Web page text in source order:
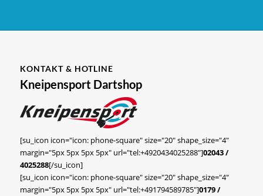
KONTAKT & HOTLINE
Kneipensport Dartshop
[su_icon icon="icon: phone-square" size="20" shape_size="4"
margin="5px 5px 5px 5px" url="tel:+4920434025288"]02043 /
4025288[/su_icon]
[su_icon icon="icon: phone-square" size="20" shape_size="4"
margin="5px 5px 5px 5px" url="tel:+491794589785"]0179 /